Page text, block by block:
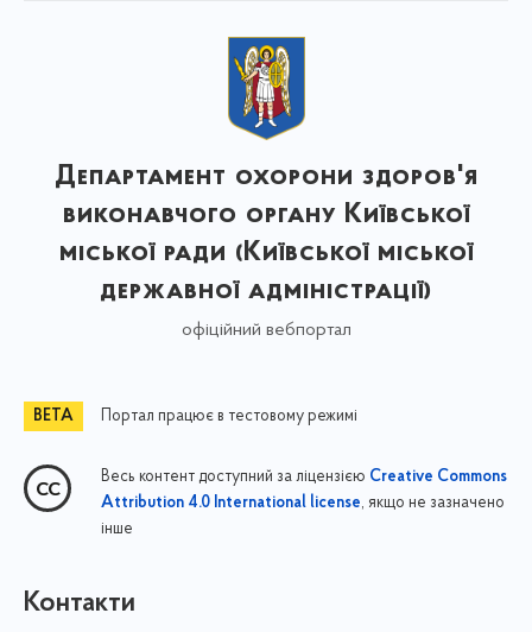
Департамент охорони здоров'я
виконавчого органу Київської
міської ради (Київської міської
державної адміністрації)
офіційний вебпортал
Портал працює в тестовому режимі
Весь контент доступний за ліцензією Creative Commons
Attribution 4.0 International license, якщо не зазначено
інше
Контакти